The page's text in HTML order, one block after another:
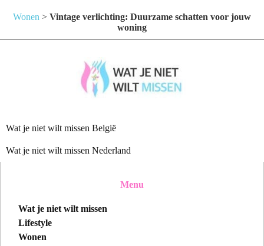
Wonen > Vintage verlichting: Duurzame schatten voor jouw
woning
Wat je niet wilt missen België
Wat je niet wilt missen Nederland
Menu
Wat je niet wilt missen
Lifestyle
Wonen